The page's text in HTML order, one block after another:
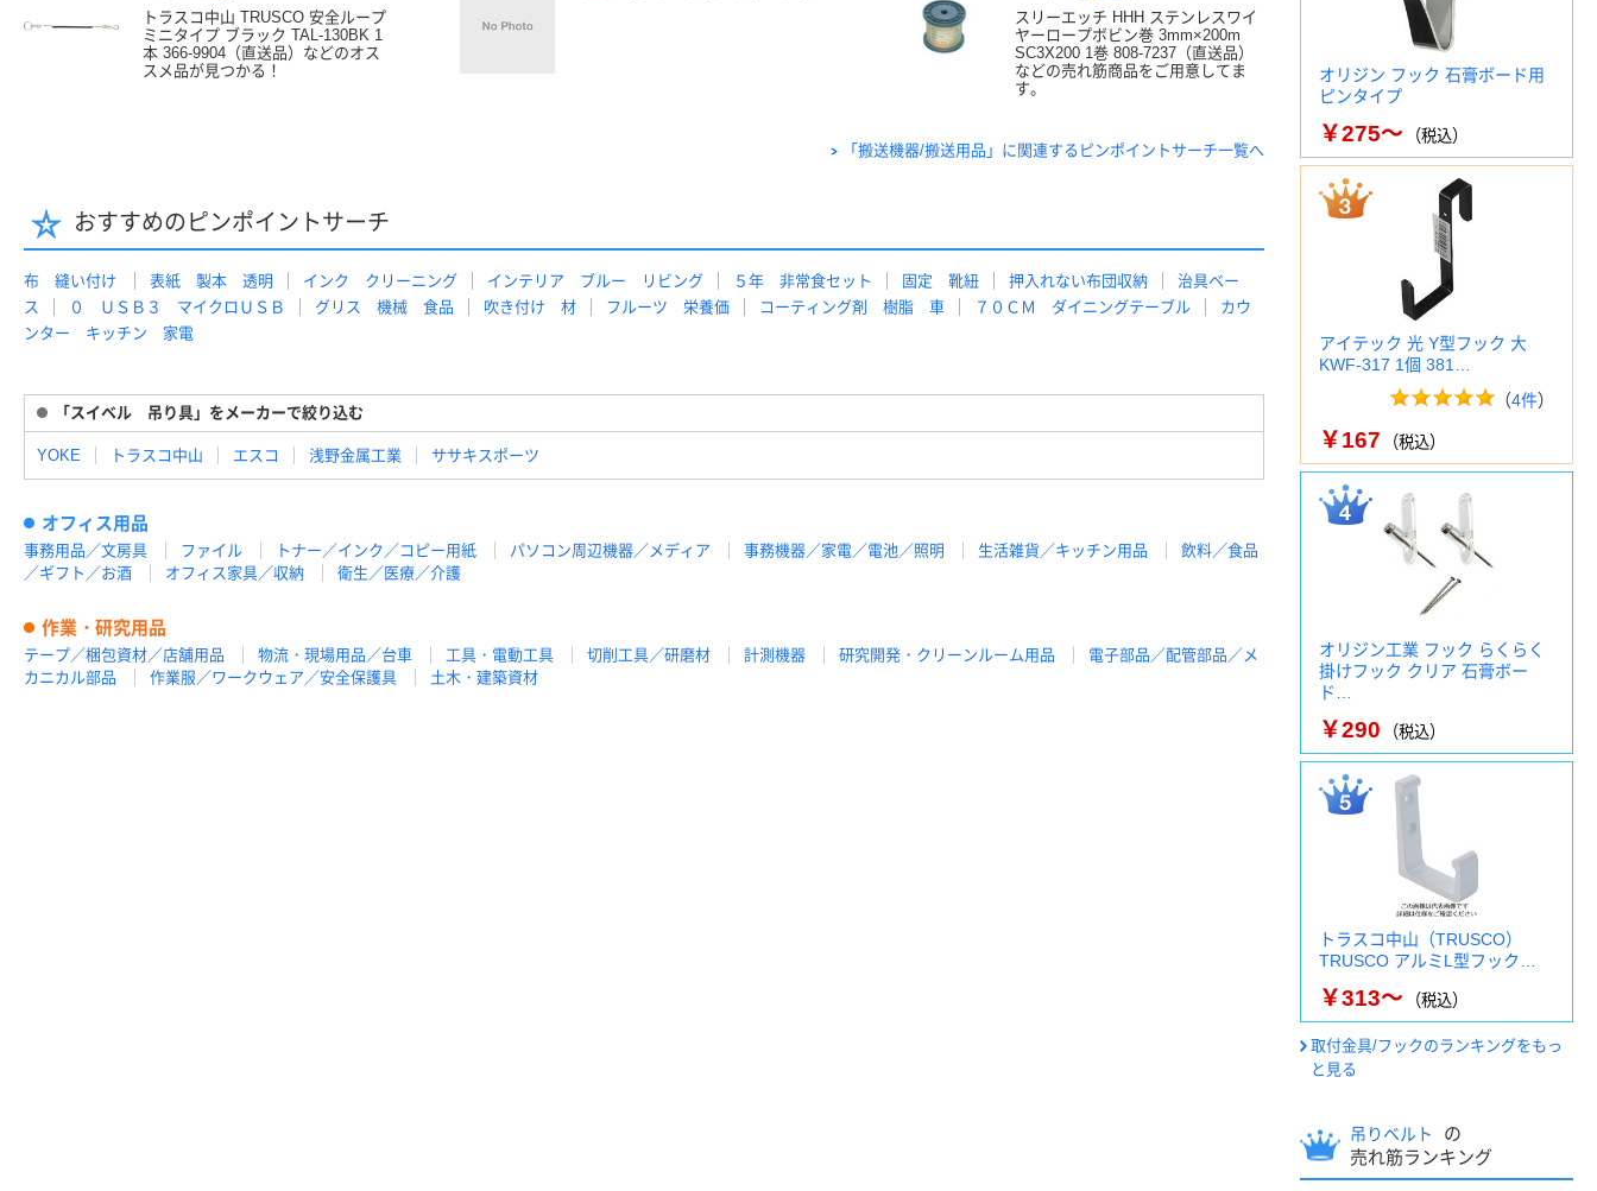
トラスコ中山 TRUSCO 安全ループ
ミニタイプ ブラック TAL-130BK 1
本 366-9904（直送品）などのオス
スメ品が見つかる！
スリーエッチ HHH ステンレスワイ
ヤーロープボビン巻 3mm×200m
SC3X200 1巻 808-7237（直送品）
などの売れ筋商品をご用意してま
す。
「搬送機器/搬送用品」に関連するピンポイントサーチ一覧へ
おすすめのピンポイントサーチ
布 縫い付け 表紙 製本 透明 インク クリーニング インテリア ブルー リビング ５年 非常食セット 固定 靴紐 押入れない布団収納
治具ベー
ス
０ ＵＳＢ３ マイクロＵＳＢ グリス 機械 食品 吹き付け 材 フルーツ 栄養価 コーティング剤 樹脂 車 ７０ＣＭ ダイニングテーブル
カウ
ンター キッチン 家電
「スイベル 吊り具」をメーカーで絞り込む
YOKE トラスコ中山 エスコ 浅野金属工業 ササキスポーツ
オフィス用品
事務用品／文房具 ファイル トナー／インク／コピー用紙 パソコン周辺機器／メディア 事務機器／家電／電池／照明 生活雑貨／キッチン用品
飲料／食品
／ギフト／お酒
オフィス家具／収納 衛生／医療／介護
作業・研究用品
テープ／梱包資材／店舗用品 物流・現場用品／台車 工具・電動工具 切削工具／研磨材 計測機器 研究開発・クリーンルーム用品
電子部品／配管部品／メ
カニカル部品
作業服／ワークウェア／安全保護具 土木・建築資材
オリジン フック 石膏ボード用
ピンタイプ
￥275～ （税込）
アイテック 光 Y型フック 大
KWF-317 1個 381…
（4件）
￥167 （税込）
オリジン工業 フック らくらく
掛けフック クリア 石膏ボー
ド…
￥290 （税込）
トラスコ中山（TRUSCO）
TRUSCO アルミL型フック…
￥313～ （税込）
取付金具/フックのランキングをもっ
と見る
吊りベルト
の
売れ筋ランキング